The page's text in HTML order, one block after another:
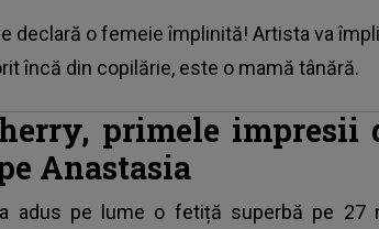
declară o femeie împlinită! Artista va
încă din copilărie, este o mamă tânără.
primele impresii
Anastasia
adus pe lume o fetiță superbă pe 27